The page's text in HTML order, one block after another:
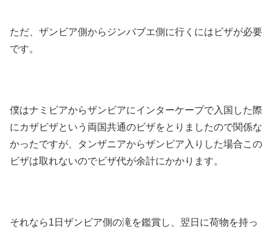
ただ、ザンビア側からジンバブエ側に行くにはビザが必要
です。
僕はナミビアからザンビアにインターケープで入国した際
にカザビザという両国共通のビザをとりましたので関係な
かったですが、タンザニアからザンビア入りした場合この
ビザは取れないのでビザ代が余計にかかります。
それなら1日ザンビア側の滝を鑑賞し、翌日に荷物を持っ